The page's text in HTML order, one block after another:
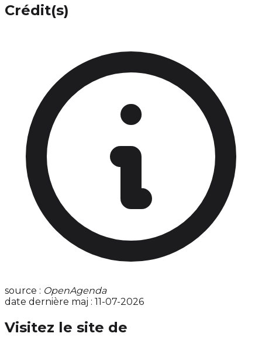
Crédit(s)
source : OpenAgenda
date dernière maj : 11-07-2026
Visitez le site de